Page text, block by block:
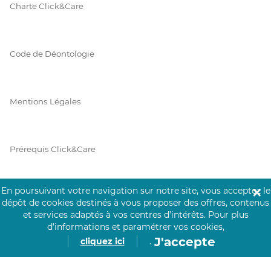
Charte Click&Care
Code de Déontologie
Mentions Légales
Prérequis Click&Care
Protection des Données
En poursuivant votre navigation sur notre site, vous acceptez le
dépôt de cookies destinés à vous proposer des offres, contenus
et services adaptés à vos centres d’intérêts. Pour plus
d’informations et paramétrer vos cookies,
cliquez ici
. J'accepte
✕